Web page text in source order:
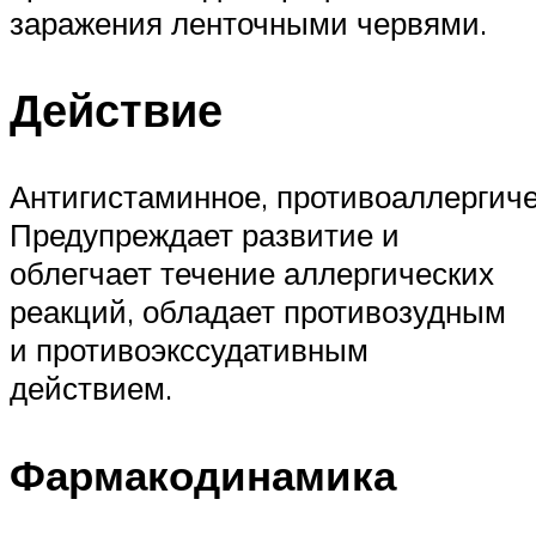
заражения ленточными червями.
Действие
Антигистаминное,
Предупреждает развитие и
облегчает течение аллергических
реакций, обладает противозудным
и противоэкссудативным
действием.
Фармакодинамика